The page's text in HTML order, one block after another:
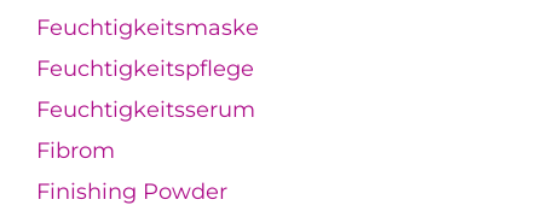
Feuchtigkeitsmaske
Feuchtigkeitspflege
Feuchtigkeitsserum
Fibrom
Finishing Powder